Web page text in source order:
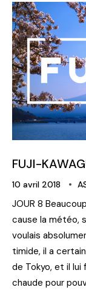
FUJI-
10 avril 2018
JOUR 8
cause la météo,
voulais
timide, il a
de Tokyo, et il
chaude pour